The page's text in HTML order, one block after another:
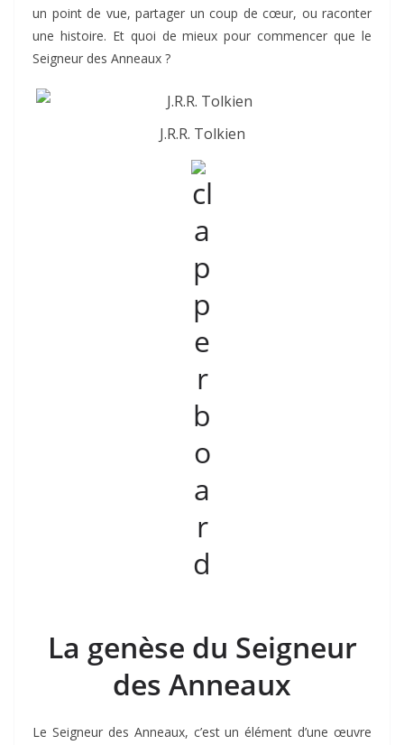
un point de vue, partager un coup de cœur, ou raconter
une histoire. Et quoi de mieux pour commencer que le
Seigneur des Anneaux ?
J.R.R. Tolkien
La genèse du Seigneur
des Anneaux
Le Seigneur des Anneaux, c’est un élément d’une œuvre